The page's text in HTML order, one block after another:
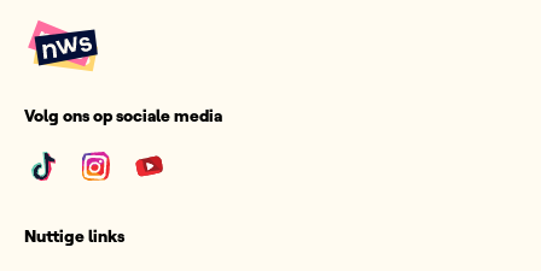
Volg ons op sociale media
Nuttige links